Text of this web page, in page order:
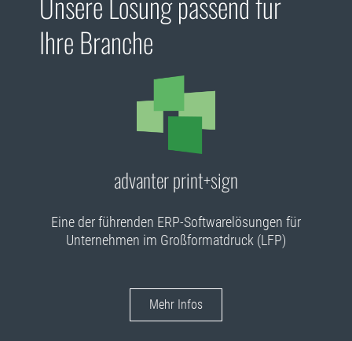
Ihre Branche
advanter print+sign
Eine der führenden ERP-Softwarelösungen für
Unternehmen im Großformatdruck (LFP)
Mehr Infos